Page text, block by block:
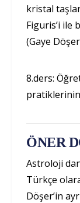
kristal
Figuris’i ile
(Gaye
8.ders:
pratiklerinin
ÖNER
Astroloji
Türkçe
Döşer’in